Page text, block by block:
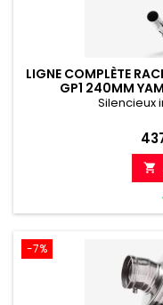
LIGNE COMPLÈTE
GP1 240MM
Silencieux
Prix

-7%